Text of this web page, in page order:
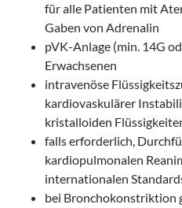
für alle Patienten mit
Gaben von Adrenalin
pVK-Anlage (min. 14G
Erwachsenen
intravenöse
kardiovaskulärer
kristalloiden
falls erforderlich,
kardiopulmonalen
internationalen
bei Bronchokonstriktion